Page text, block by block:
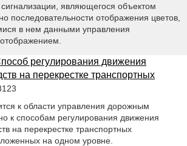
являющегося объектом
последовательности отображения цветов,
в нем данными управления
регулирования движения
на перекрестке транспортных
к области управления дорожным
к способам регулирования движения
на перекрестке транспортных
на одном уровне.